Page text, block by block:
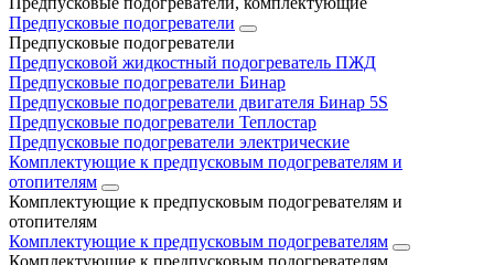
Предпусковые подогреватели
Предпусковые подогреватели
Предпусковой жидкостный подогреватель ПЖД
Предпусковые подогреватели Бинар
Предпусковые подогреватели двигателя Бинар 5S
Предпусковые подогреватели Теплостар
Предпусковые подогреватели электрические
Комплектующие к предпусковым подогревателям и
отопителям
Комплектующие к предпусковым подогревателям и
отопителям
Комплектующие к предпусковым подогревателям